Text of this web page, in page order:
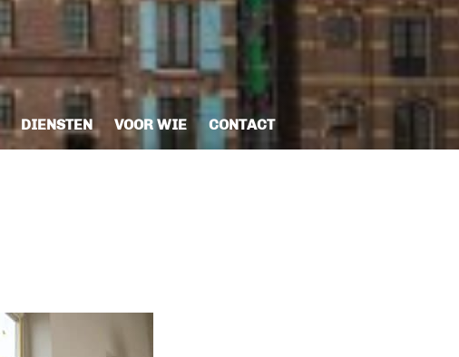
DIENSTEN VOOR WIE CONTACT